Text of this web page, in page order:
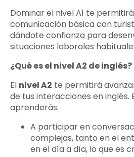
Dominar el nivel A1 te
comunicación básica con
dándote confianza para
situaciones laborales
¿Qué es el nivel A2 de inglés?
El nivel A2 te permitirá
de tus interacciones en inglés.
aprenderás:
A participar en
complejas, tanto en el
en el día a día, lo que es